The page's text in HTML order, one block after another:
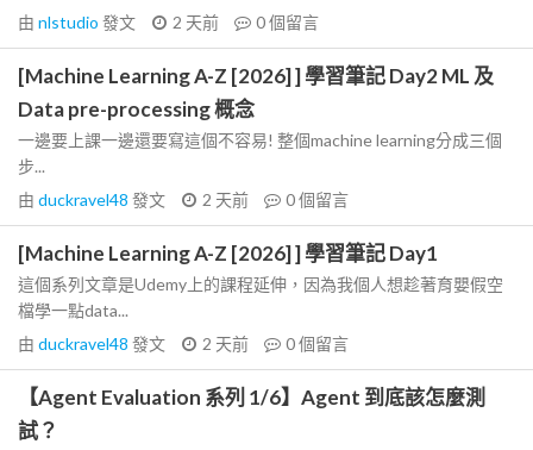
由 nlstudio 發文 2 天前 0個留言
[Machine Learning A-Z [2026] ] 學習筆記 Day2 ML 及
Data pre-processing 概念
一邊要上課一邊還要寫這個不容易! 整個machine learning分成三個
步...
由 duckravel48 發文 2 天前 0個留言
[Machine Learning A-Z [2026] ] 學習筆記 Day1
這個系列文章是Udemy上的課程延伸，因為我個人想趁著育嬰假空
檔學一點data...
由 duckravel48 發文 2 天前 0個留言
【Agent Evaluation 系列 1/6】Agent 到底該怎麼測
試？